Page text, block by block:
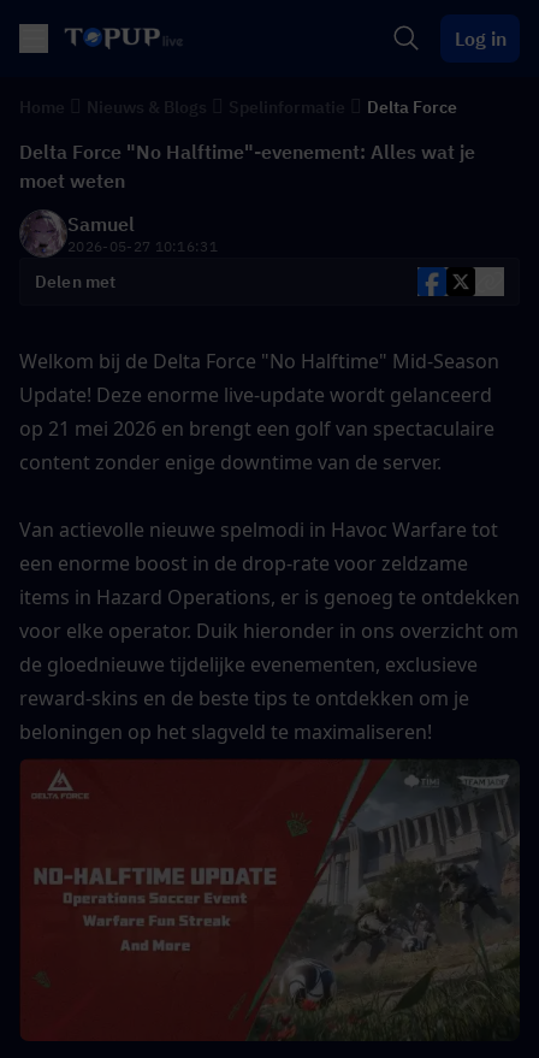
Log in
Delta Force
Delta Force "No Halftime"-evenement: Alles wat je
moet weten
Samuel
2026-05-27 10:16:31
Delen met
Welkom bij de Delta Force "No Halftime" Mid-Season
Update! Deze enorme live-update wordt gelanceerd
op 21 mei 2026 en brengt een golf van spectaculaire
content zonder enige downtime van de server.
Van actievolle nieuwe spelmodi in Havoc Warfare tot
een enorme boost in de drop-rate voor zeldzame
items in Hazard Operations, er is genoeg te ontdekken
voor elke operator. Duik hieronder in ons overzicht om
de gloednieuwe tijdelijke evenementen, exclusieve
reward-skins en de beste tips te ontdekken om je
beloningen op het slagveld te maximaliseren!